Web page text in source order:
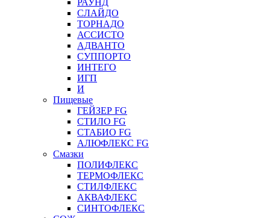
РАУНД
СЛАЙДО
ТОРНАДО
АССИСТО
АДВАНТО
СУППОРТО
ИНТЕГО
ИГП
И
Пищевые
ГЕЙЗЕР FG
СТИЛО FG
СТАБИО FG
АЛЮФЛЕКС FG
Смазки
ПОЛИФЛЕКС
ТЕРМОФЛЕКС
СТИЛФЛЕКС
АКВАФЛЕКС
СИНТОФЛЕКС